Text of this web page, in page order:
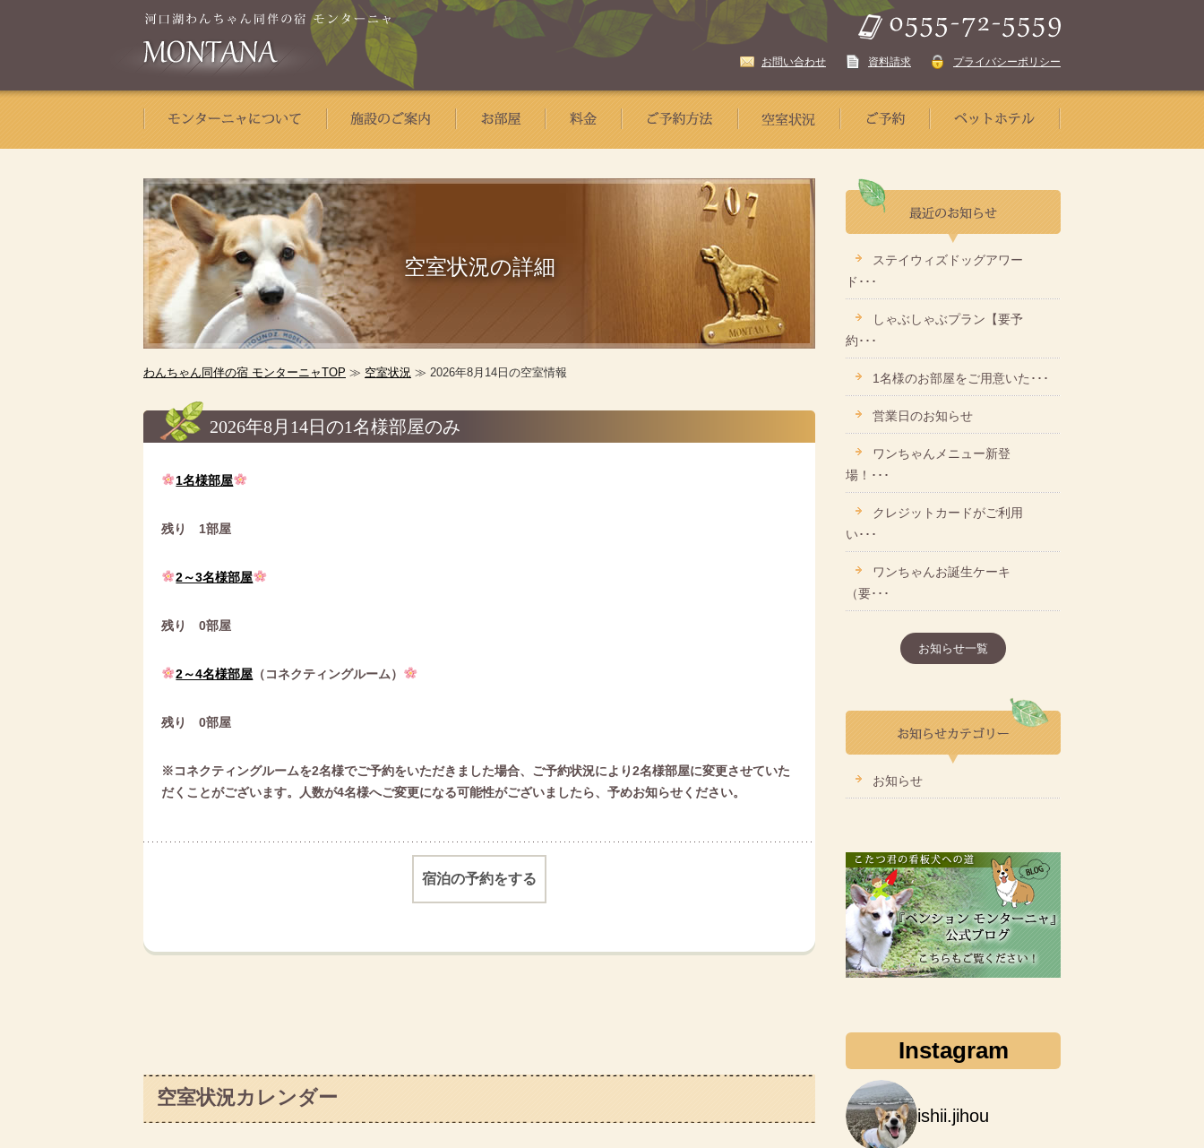
お問い合わせ 資料請求 プライバシーポリシー
空室状況の詳細
わんちゃん同伴の宿 モンターニャTOP ≫ 空室状況 ≫ 2026年8月14日の空室情報
2026年8月14日の1名様部屋のみ
1名様部屋
残り 1部屋
2～3名様部屋
残り 0部屋
2～4名様部屋 （コネクティングルーム）
残り 0部屋
※コネクティングルームを2名様でご予約をいただきました場合、 ご予約状況により2名様部屋に変更させていた
だくことがございます。
人数が4名様へご変更になる可能性がございましたら、 予めお知らせください。
宿泊の予約をする
空室状況カレンダー
ステイウィズドッグアワー
ド･･･
しゃぶしゃぶプラン【要予
約･･･
1名様のお部屋をご用意いた･･･
営業日のお知らせ
ワンちゃんメニュー新登
場！･･･
クレジットカードがご利用
い･･･
ワンちゃんお誕生ケーキ
（要･･･
お知らせ一覧
お知らせ
Instagram
ishii.jihou